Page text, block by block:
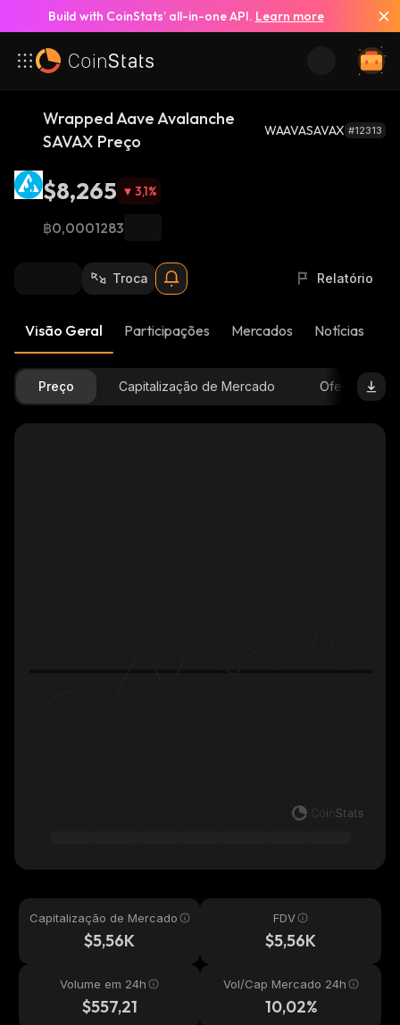
Build with CoinStats’ all-in-one API. Learn more
Wrapped Aave Avalanche
SAVAX Preço
WAAVASAVAX #12313
$8,265 3,1%
฿0,0001283
Troca Relatório
Visão Geral Participações Mercados Notícias
Preço Capitalização de Mercado Oferta
Capitalização de Mercado
$5,56K
FDV
$5,56K
Volume em 24h
$557,21
Vol/Cap Mercado 24h
10,02%